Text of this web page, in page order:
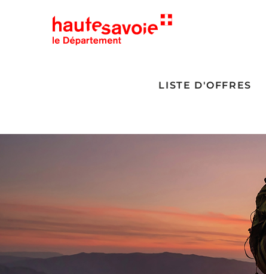
LISTE D'OFFRES